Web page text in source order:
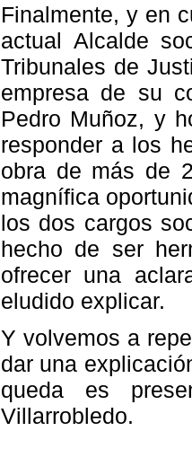
Finalmente, y en
actual Alcalde
Tribunales de
empresa de su
Pedro Muñoz, y
responder a los
obra de más de
magnífica
los dos cargos
hecho de ser
ofrecer una
eludido explicar.
Y volvemos a
dar una
queda es
Villarrobledo.